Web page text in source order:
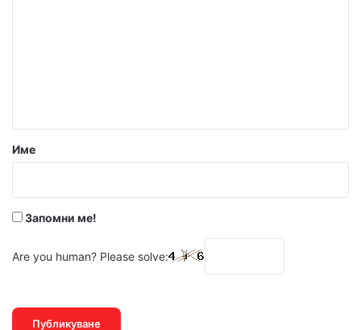
р
Име
Запомни ме!
Are you human? Please solve: